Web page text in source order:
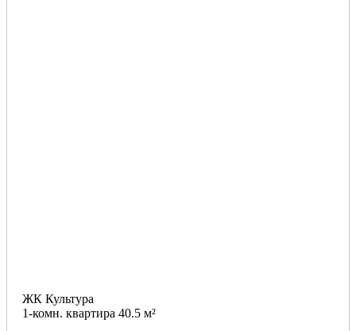
ЖК Культура
1-комн. квартира 40.5 м²